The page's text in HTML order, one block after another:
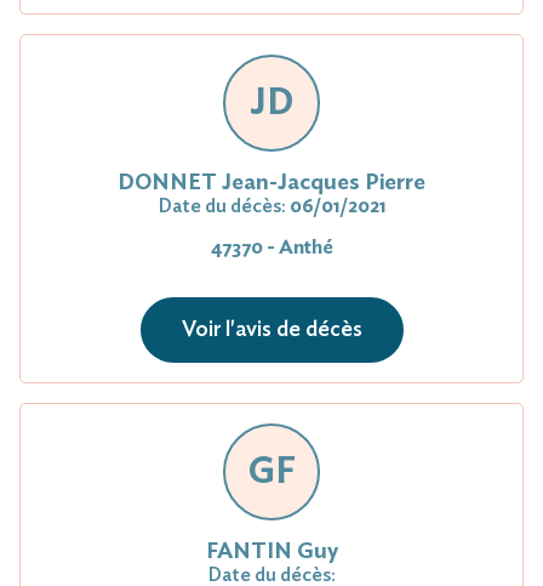
JD
DONNET Jean-Jacques Pierre
Date du décès: 06/01/2021
47370 - Anthé
Voir l'avis de décès
GF
FANTIN Guy
Date du décès: